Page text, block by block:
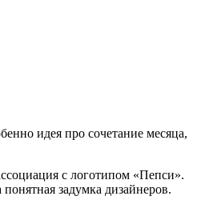
идея про сочетание месяца,
с логотипом «Пепси».
понятная задумка дизайнеров.